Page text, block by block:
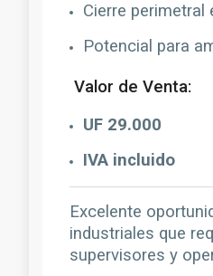
Cierre perimetral
Potencial para
Valor de Venta:
UF 29.000
IVA incluido
Excelente
industriales que
supervisores y